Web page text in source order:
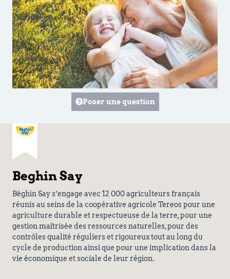
Poser une question
Beghin Say
Béghin Say s’engage avec 12 000 agriculteurs français
réunis au seins de la coopérative agricole Tereos pour une
agriculture durable et respectueuse de la terre, pour une
gestion maîtrisée des ressources naturelles, pour des
contrôles qualité réguliers et rigoureux tout au long du
cycle de production ainsi que pour une implication dans la
vie économique et sociale de leur région.